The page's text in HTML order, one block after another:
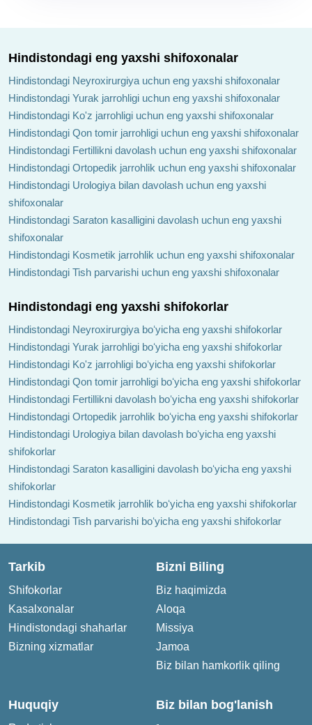
Hindistondagi eng yaxshi shifoxonalar
Hindistondagi Neyroxirurgiya uchun eng yaxshi shifoxonalar
Hindistondagi Yurak jarrohligi uchun eng yaxshi shifoxonalar
Hindistondagi Ko'z jarrohligi uchun eng yaxshi shifoxonalar
Hindistondagi Qon tomir jarrohligi uchun eng yaxshi shifoxonalar
Hindistondagi Fertillikni davolash uchun eng yaxshi shifoxonalar
Hindistondagi Ortopedik jarrohlik uchun eng yaxshi shifoxonalar
Hindistondagi Urologiya bilan davolash uchun eng yaxshi
shifoxonalar
Hindistondagi Saraton kasalligini davolash uchun eng yaxshi
shifoxonalar
Hindistondagi Kosmetik jarrohlik uchun eng yaxshi shifoxonalar
Hindistondagi Tish parvarishi uchun eng yaxshi shifoxonalar
Hindistondagi eng yaxshi shifokorlar
Hindistondagi Neyroxirurgiya boʻyicha eng yaxshi shifokorlar
Hindistondagi Yurak jarrohligi boʻyicha eng yaxshi shifokorlar
Hindistondagi Ko'z jarrohligi boʻyicha eng yaxshi shifokorlar
Hindistondagi Qon tomir jarrohligi boʻyicha eng yaxshi shifokorlar
Hindistondagi Fertillikni davolash boʻyicha eng yaxshi shifokorlar
Hindistondagi Ortopedik jarrohlik boʻyicha eng yaxshi shifokorlar
Hindistondagi Urologiya bilan davolash boʻyicha eng yaxshi
shifokorlar
Hindistondagi Saraton kasalligini davolash boʻyicha eng yaxshi
shifokorlar
Hindistondagi Kosmetik jarrohlik boʻyicha eng yaxshi shifokorlar
Hindistondagi Tish parvarishi boʻyicha eng yaxshi shifokorlar
Tarkib
Shifokorlar
Kasalxonalar
Hindistondagi shaharlar
Bizning xizmatlar
Bizni Biling
Biz haqimizda
Aloqa
Missiya
Jamoa
Biz bilan hamkorlik qiling
Huquqiy Biz bilan bog'lanish